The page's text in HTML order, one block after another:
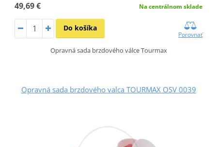
49,69 € Na centrálnom sklade
Do košíka
Porovnať
Opravná sada brzdového válce Tourmax
Opravná sada brzdového valca TOURMAX OSV 0039